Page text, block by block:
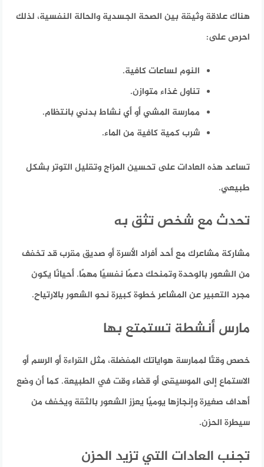
هناك علاقة وثيقة بين الصحة الجسدية والحالة النفسية، لذلك
احرص على:
النوم لساعات كافية.
تناول غذاء متوازن.
ممارسة المشي أو أي نشاط بدني بانتظام.
شرب كمية كافية من الماء.
تساعد هذه العادات على تحسين المزاج وتقليل التوتر بشكل
طبيعي.
تحدث مع شخص تثق به
مشاركة مشاعرك مع أحد أفراد الأسرة أو صديق مقرب قد تخفف
من الشعور بالوحدة وتمنحك دعمًا نفسيًا مهمًا. أحيانًا يكون
مجرد التعبير عن المشاعر خطوة كبيرة نحو الشعور بالارتياح.
مارس أنشطة تستمتع بها
خصص وقتًا لممارسة هواياتك المفضلة، مثل القراءة أو الرسم أو
الاستماع إلى الموسيقى أو قضاء وقت في الطبيعة. كما أن وضع
أهداف صغيرة وإنجازها يوميًا يعزز الشعور بالثقة ويخفف من
سيطرة الحزن.
تجنب العادات التي تزيد الحزن